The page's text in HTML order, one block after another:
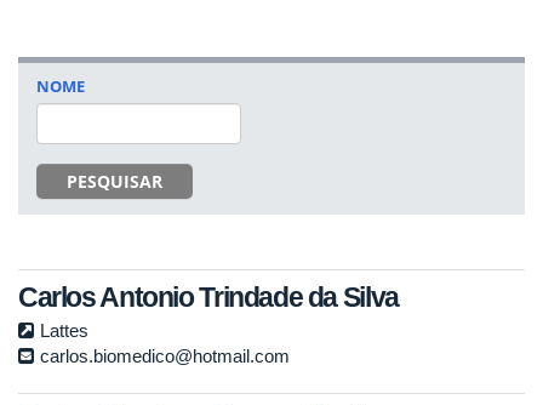
NOME
PESQUISAR
Carlos Antonio Trindade da Silva
Lattes
carlos.biomedico@hotmail.com